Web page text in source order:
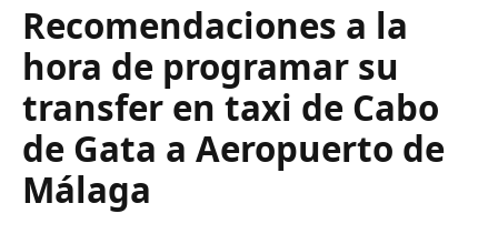
Recomendaciones a la
hora de programar su
transfer en taxi de Cabo
de Gata a Aeropuerto de
Málaga